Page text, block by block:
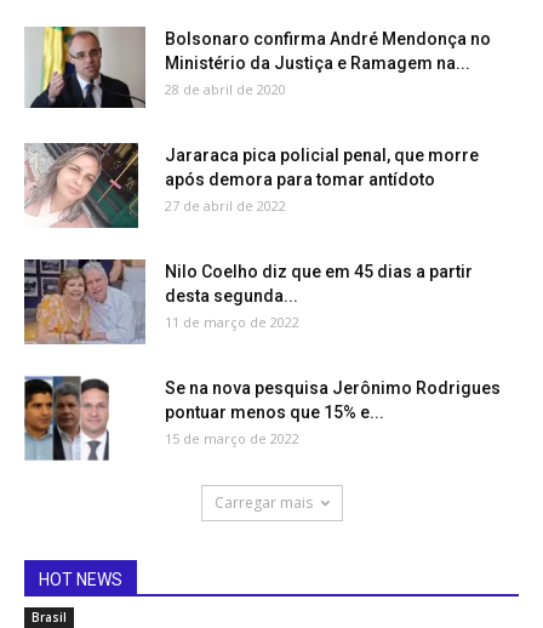
Bolsonaro confirma André Mendonça no
Ministério da Justiça e Ramagem na...
28 de abril de 2020
Jararaca pica policial penal, que morre
após demora para tomar antídoto
27 de abril de 2022
Nilo Coelho diz que em 45 dias a partir
desta segunda...
11 de março de 2022
Se na nova pesquisa Jerônimo Rodrigues
pontuar menos que 15% e...
15 de março de 2022
Carregar mais
HOT NEWS
Brasil